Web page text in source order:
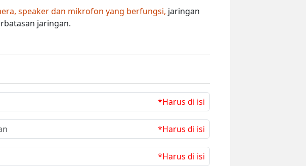
speaker dan mikrofon yang berfungsi, jaringan
jaringan.
*Harus di isi
*Harus di isi
*Harus di isi